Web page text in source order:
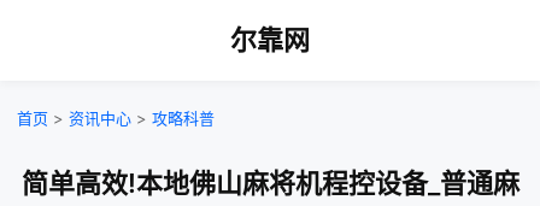
尔靠网
首页 > 资讯中心 > 攻略科普
简单高效!本地佛山麻将机程控设备_普通麻